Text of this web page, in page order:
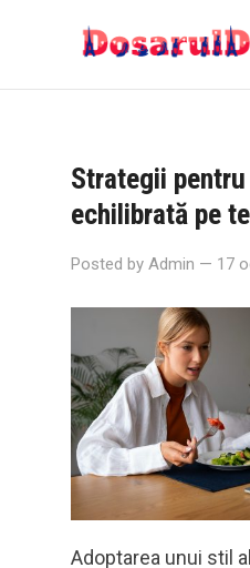
Strategii
echilibrată pe
Posted by Admin — 17
Adoptarea unui stil